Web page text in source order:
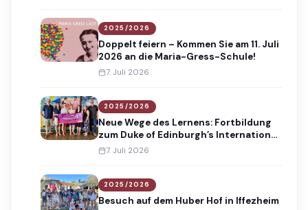
2025/2026
Doppelt feiern – Kommen Sie am 11. Juli
2026 an die Maria-Gress-Schule!
7. Juli 2026
2025/2026
Neue Wege des Lernens: Fortbildung
zum Duke of Edinburgh’s International
Award
7. Juli 2026
2025/2026
Besuch auf dem Huber Hof in Iffezheim